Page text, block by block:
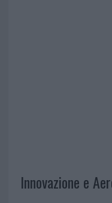
Innovazione e